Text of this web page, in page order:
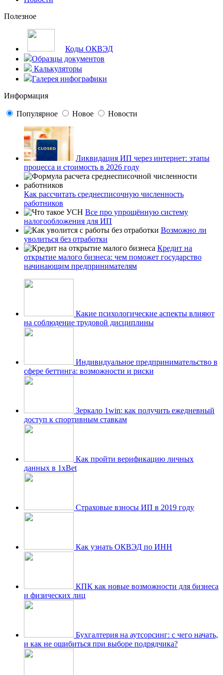
Полезное
Коды ОКВЭД
Образцы документов
Калькуляторы
Галерея инфографики
Информация
Популярное Новое Новости
Ликвидация ИП через интернет: этапы
процесса и стоимость в 2026 году
Как рассчитать среднесписочную численность
работников
Все про упрощённую систему
налогообложения для ИП
Возможно ли
уволиться без отработки
Кредит на
открытие малого бизнеса: чем поможет государство
начинающим предпринимателям
Какие психологические аспекты влияют
на соблюдение трудовой дисциплины
Индивидуальное предпринимательство в
сфере беттинга: возможности и риски
Зеркало 1win: как получить ежедневный
доступ к спортивным ставкам
Как пройти верификацию личных
данных в 1xBet
Страховые взносы ИП в 2019 году
Как узнать ОКВЭД по ИНН
КПК как новые возможности для бизнеса
и физических лиц
Бухгалтерия на аутсорсинг: с чего начать,
и как не ошибиться при выборе подрядчика?